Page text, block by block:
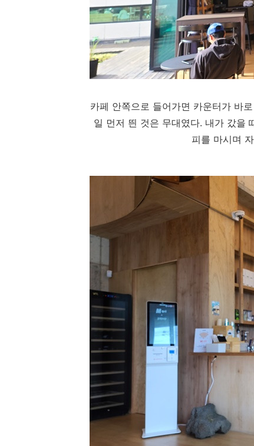
카페 안쪽으로 들어가면 카운터가 바
일 먼저 띈 것은 무대였다. 내가 갔을
피를 마시며